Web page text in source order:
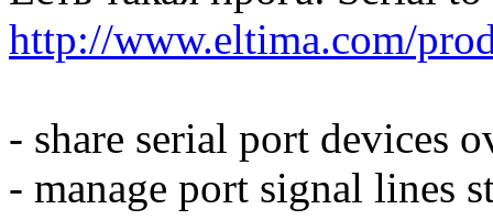
http://www.eltima.com/
- share serial port devices
- manage port signal lines